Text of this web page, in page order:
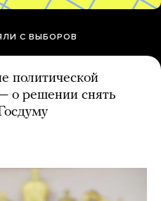
С ВЫБОРОВ
политической
о решении снять